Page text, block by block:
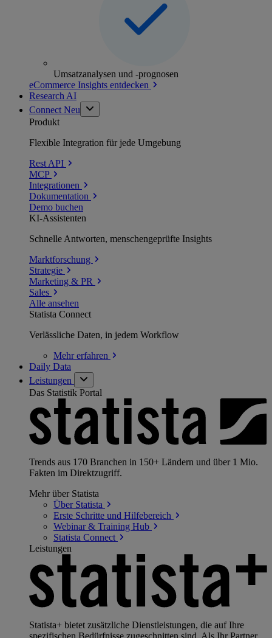
Umsatzanalysen und -prognosen
eCommerce Insights entdecken
Research AI
Connect Neu
Produkt
Flexible Integration für jede Umgebung
Rest API
MCP
Integrationen
Dokumentation
Demo buchen
KI-Assistenten
Schnelle Antworten, menschengeprüfte Insights
Marktforschung
Strategie
Marketing & PR
Sales
Alle ansehen
Statista Connect
Verlässliche Daten, in jedem Workflow
Mehrerfahren
Daily Data
Leistungen
Das Statistik Portal
Trends aus 170 Branchen in 150+ Ländern und über 1 Mio.
Fakten im Direktzugriff.
Mehr über Statista
Über Statista
Erste Schritte und Hilfebereich
Webinar & Training Hub
Statista Connect
Leistungen
Statista+ bietet zusätzliche Dienstleistungen, die auf Ihre
spezifischen Bedürfnisse zugeschnitten sind. Als Ihr Partner